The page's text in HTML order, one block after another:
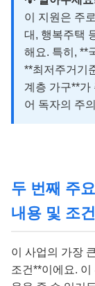
이 지원은 주
대, 행복주택
해요. 특히, **
**최저주거기
계층 가구**가
어 독자의 주
두 번째 주
내용 및 조
이 사업의 가장
조건**이에요.